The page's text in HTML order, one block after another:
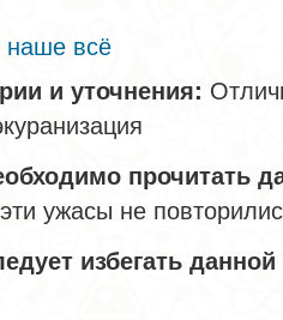
всё
и уточнения:
прочитать
ужасы не
избегать данной